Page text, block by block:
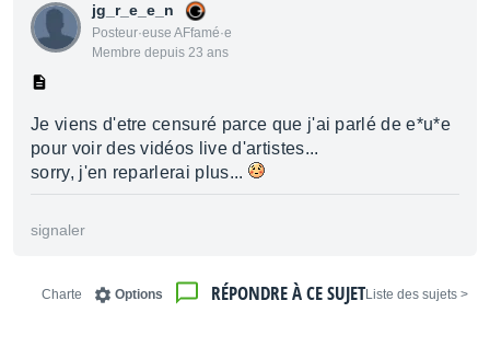
jg_r_e_e_n
Posteur·euse AFfamé·e
Membre depuis 23 ans
Je viens d'etre censuré parce que j'ai parlé de e*u*e
pour voir des vidéos live d'artistes...
sorry, j'en reparlerai plus...
signaler
< Liste des sujets
RÉPONDRE À CE SUJET
Options
Charte